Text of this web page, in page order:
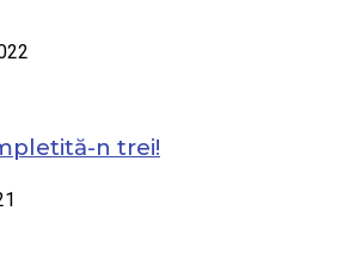
n trei!